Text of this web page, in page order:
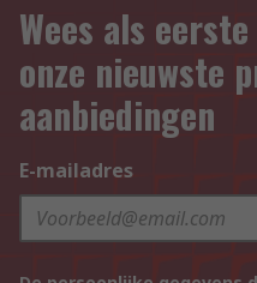
Wees als
onze nieuwste
aanbiedingen
E-mailadres